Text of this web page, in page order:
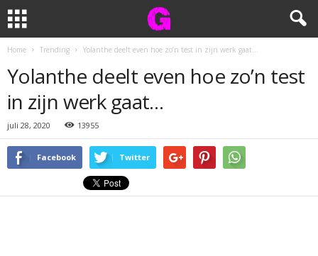
Home Trending Yolanthe deelt even hoe zo’n test in zijn werk gaat…
Yolanthe deelt even hoe zo’n test
in zijn werk gaat…
juli 28, 2020 13955
Facebook Twitter